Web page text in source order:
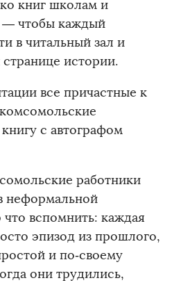
книг школам и
— чтобы каждый
в читальный зал и
истории.
все причастные к
с автографом
работники
неформальной
вспомнить: каждая
эпизод из прошлого,
и по‑своему
они трудились,